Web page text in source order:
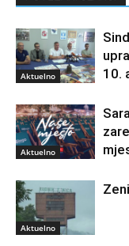
Aktuelno
10.
Aktuelno
Aktuelno